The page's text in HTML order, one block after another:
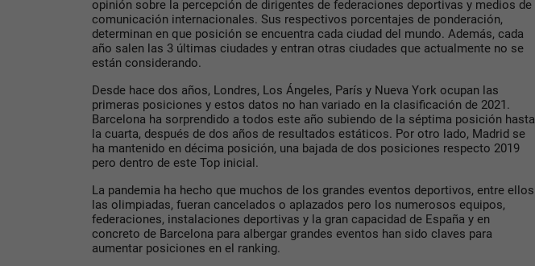
opinión sobre la percepción de dirigentes de federaciones deportivas y medios de
comunicación internacionales. Sus respectivos porcentajes de ponderación,
determinan en que posición se encuentra cada ciudad del mundo. Además, cada
año salen las 3 últimas ciudades y entran otras ciudades que actualmente no se
están considerando.
Desde hace dos años, Londres, Los Ángeles, París y Nueva York ocupan las
primeras posiciones y estos datos no han variado en la clasificación de 2021.
Barcelona ha sorprendido a todos este año subiendo de la séptima posición hasta
la cuarta, después de dos años de resultados estáticos. Por otro lado, Madrid se
ha mantenido en décima posición, una bajada de dos posiciones respecto 2019
pero dentro de este Top inicial.
La pandemia ha hecho que muchos de los grandes eventos deportivos, entre ellos
las olimpiadas, fueran cancelados o aplazados pero los numerosos equipos,
federaciones, instalaciones deportivas y la gran capacidad de España y en
concreto de Barcelona para albergar grandes eventos han sido claves para
aumentar posiciones en el ranking.